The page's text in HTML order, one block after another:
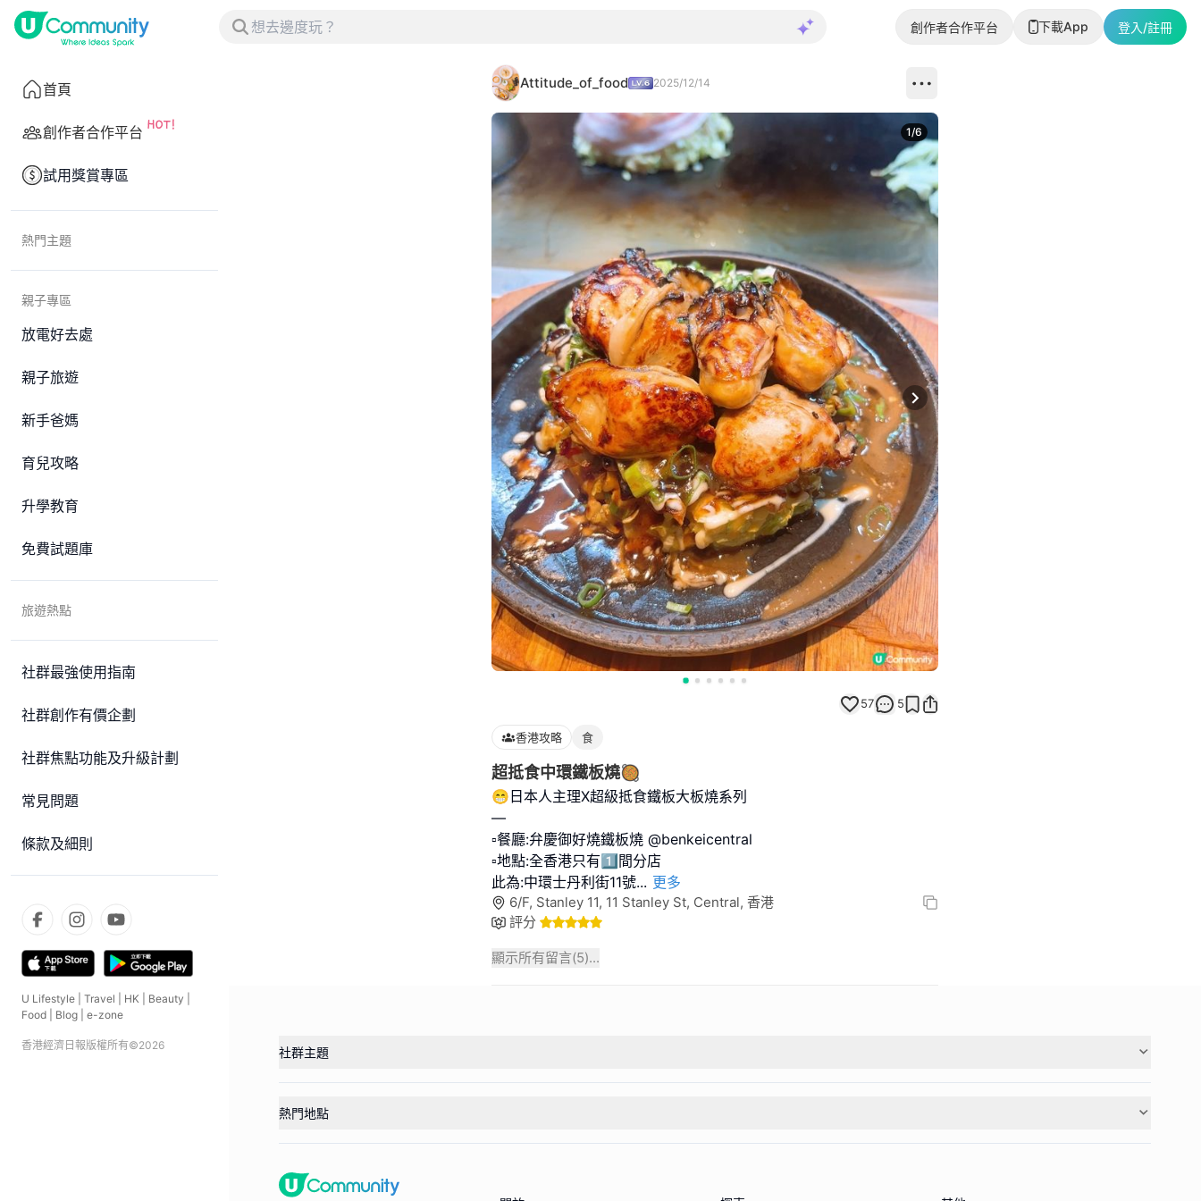
創作者合作平台 下載App 登入/註冊
首頁
創作者合作平台
試用獎賞專區
熱門主題
親子專區
放電好去處
親子旅遊
新手爸媽
育兒攻略
升學教育
免費試題庫
旅遊熱點
社群最強使用指南
社群創作有價企劃
社群焦點功能及升級計劃
常見問題
條款及細則
U Lifestyle Travel HK Beauty
Food
Blog e-zone
香港經濟日報版權所有©2026
Attitude_of_food 2025/12/14
Next slide
1/6
57 5
香港攻略 食
超抵食中環鐵板燒🥘
😁日本人主理X超級抵食鐵板大板燒系列
—
▫️餐廳:弁慶御好燒鐵板燒 @benkeicentral
▫️地點:全香港只有1️⃣間分店
此為:中環士丹利街11號... 更多
6/F, Stanley 11, 11 Stanley St, Central, 香港
評分
顯示所有留言(5)...
社群主題
熱門地點